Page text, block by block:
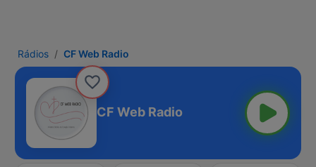
Rádios CF Web Radio
CF Web Radio